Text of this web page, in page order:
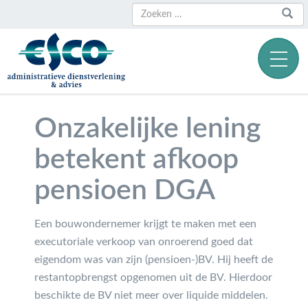
Zoeken
Zoeken
naar:
Onzakelijke lening
betekent afkoop
pensioen DGA
Een bouwondernemer krijgt te maken met een
executoriale verkoop van onroerend goed dat
eigendom was van zijn (pensioen-)BV. Hij heeft de
restantopbrengst opgenomen uit de BV. Hierdoor
beschikte de BV niet meer over liquide middelen.